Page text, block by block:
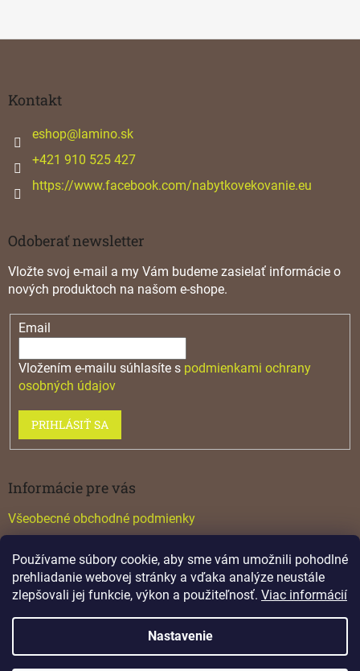
Používame súbory cookie, aby sme vám umožnili pohodlné
prehliadanie webovej stránky a vďaka analýze neustále
zlepšovali jej funkcie, výkon a použiteľnosť. Viac informácií
Nastavenie
Kontakt
eshop@ lamino.sk
+421 910 525 427
https://www.facebook.com/nabytkovekovanie.eu
Odoberať newsletter
Vložte svoj e-mail a my Vám budeme zasielať informácie o
nových produktoch na našom e-shope.
Email
Vložením e-mailu súhlasíte s podmienkami ochrany
osobných údajov
PRIHLÁSIŤ SA
Informácie pre vás
Všeobecné obchodné podmienky
Katalógy
Vytvoril Shoptet